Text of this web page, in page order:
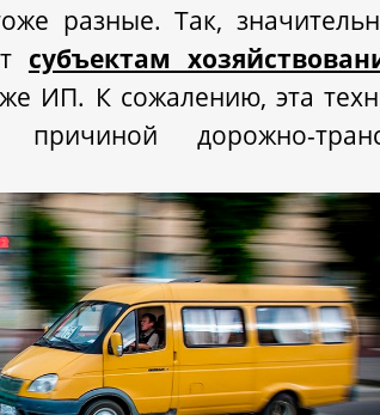
разные. Так,
субъектам
ИП. К сожалению, эта
причиной дорожно-